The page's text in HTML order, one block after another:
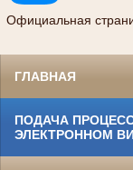
Официальная
ГЛАВНАЯ
ПОДАЧА
ЭЛЕКТРОННОМ